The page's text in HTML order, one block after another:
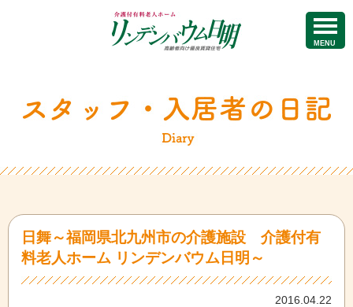
MENU
日舞～福岡県北九州市の介護施設 介護付有
料老人ホーム リンデンバウム日明～
2016.04.22